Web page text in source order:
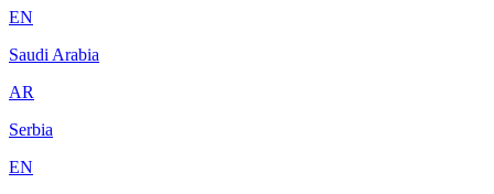
EN
Saudi Arabia
AR
Serbia
EN